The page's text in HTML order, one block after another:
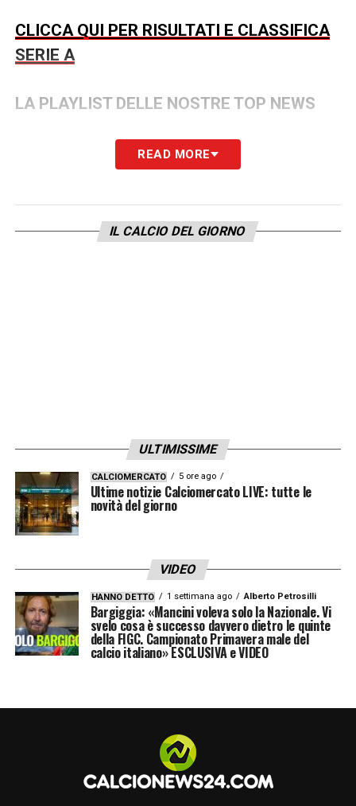
CLICCA QUI PER RISULTATI E CLASSIFICA
SERIE A
LA PLAYLIST DELLE NOSTRE TOP NEWS
READ MORE
IL CALCIO DEL GIORNO
ULTIMISSIME
CALCIOMERCATO 5 ore ago
Ultime notizie Calciomercato LIVE: tutte le
novità del giorno
VIDEO
HANNO DETTO 1 settimana ago Alberto Petrosilli
Bargiggia: «Mancini voleva solo la Nazionale. Vi
svelo cosa è successo davvero dietro le quinte
della FIGC. Campionato Primavera male del
calcio italiano» ESCLUSIVA e VIDEO